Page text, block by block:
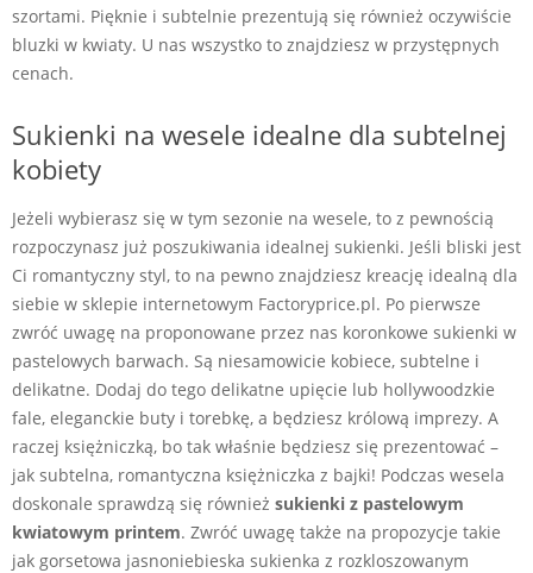
szortami. Pięknie i subtelnie prezentują się również oczywiście
bluzki w kwiaty. U nas wszystko to znajdziesz w przystępnych
cenach.
Sukienki na wesele idealne dla subtelnej
kobiety
Jeżeli wybierasz się w tym sezonie na wesele, to z pewnością
rozpoczynasz już poszukiwania idealnej sukienki. Jeśli bliski jest
Ci romantyczny styl, to na pewno znajdziesz kreację idealną dla
siebie w sklepie internetowym Factoryprice.pl. Po pierwsze
zwróć uwagę na proponowane przez nas koronkowe sukienki w
pastelowych barwach. Są niesamowicie kobiece, subtelne i
delikatne. Dodaj do tego delikatne upięcie lub hollywoodzkie
fale, eleganckie buty i torebkę, a będziesz królową imprezy. A
raczej księżniczką, bo tak właśnie będziesz się prezentować –
jak subtelna, romantyczna księżniczka z bajki! Podczas wesela
doskonale sprawdzą się również sukienki z pastelowym
kwiatowym printem. Zwróć uwagę także na propozycje takie
jak gorsetowa jasnoniebieska sukienka z rozkloszowanym